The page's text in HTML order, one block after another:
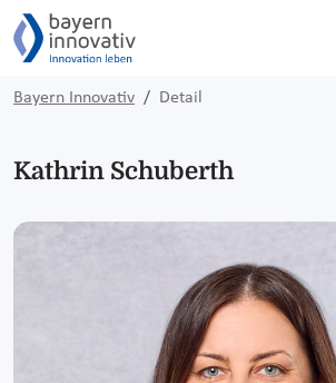
Bayern Innovativ Detail
Kathrin Schuberth